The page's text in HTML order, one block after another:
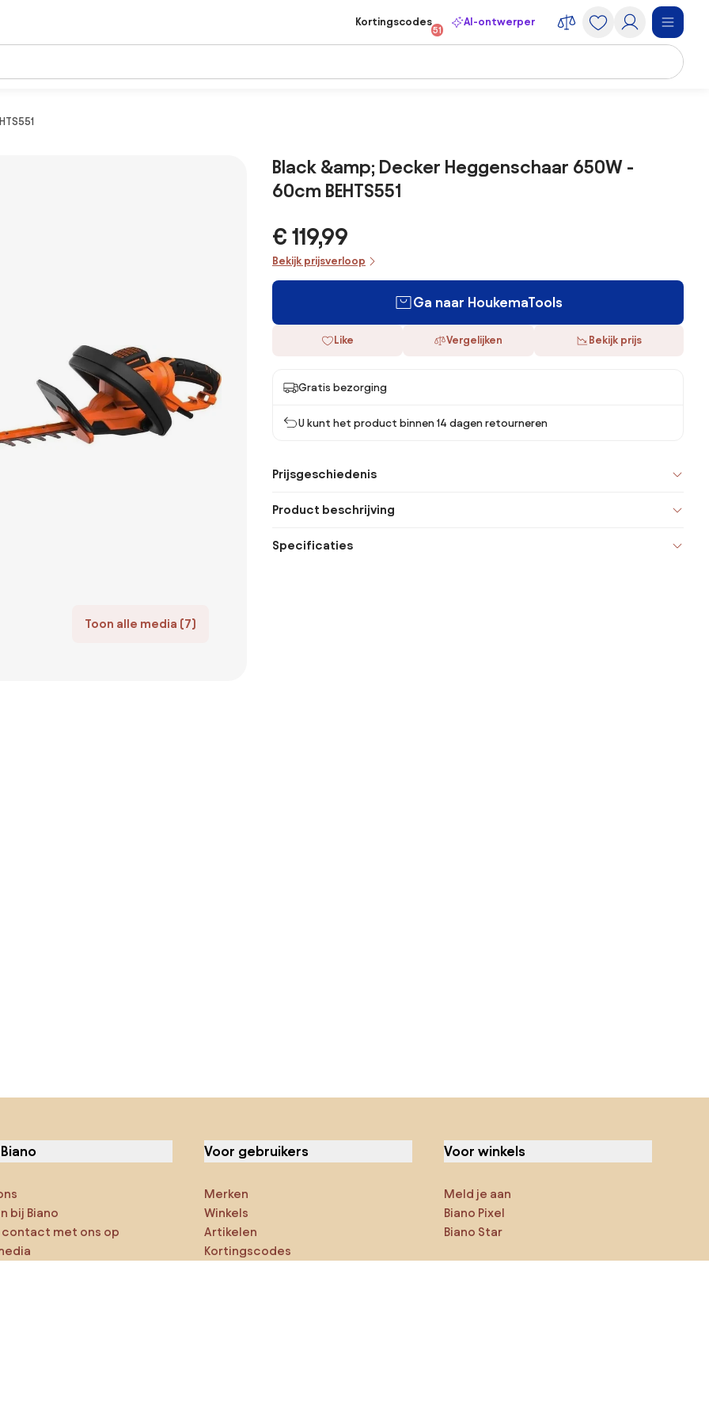
Kortingscodes
51
AI-ontwerper
Toon alle media (7)
Black &amp; Decker Heggenschaar 650W -
60cm BEHTS551
€ 119,99
Bekijk prijsverloop
Ga naar HoukemaTools
Like Vergelijken Bekijk prijs
Gratis bezorging
U kunt het product binnen 14 dagen retourneren
Prijsgeschiedenis
Product beschrijving
Specificaties
bij Biano
contact met ons op
Voor gebruikers
Merken
Winkels
Artikelen
Kortingscodes
Voor winkels
Meld je aan
Biano Pixel
Biano Star